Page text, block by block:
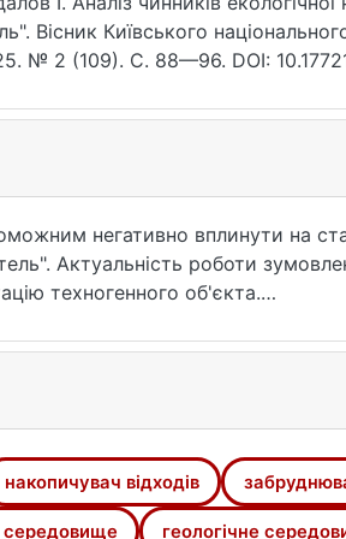
Вісник Київського
№ 2 (109). С. 88—96. DOI:
негативно вплинути на
Актуальність роботи
техногенного об'єкта.
про геолого-гідрогеологічні
на основі літературних
З огляду на відсутність
чинників небезпеки.
поділено на природні
території розміщення
накопичувач відходів
середовище геологічне